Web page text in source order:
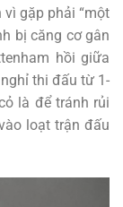
gặp phải “một
bị căng cơ gân
hồi giữa
thi đấu từ 1-
là để tránh rủi
loạt trận đấu